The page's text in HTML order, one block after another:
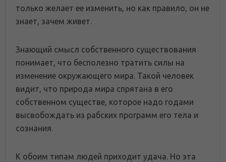
только желает ее изменить, но как правило, он не
знает, зачем живет.
Знающий смысл собственного существования
понимает, что бесполезно тратить силы на
изменение окружающего мира. Такой человек
видит, что природа мира спрятана в его
собственном существе, которое надо годами
высвобождать из рабских программ его тела и
сознания.
К обоим типам людей приходит удача. Но эта